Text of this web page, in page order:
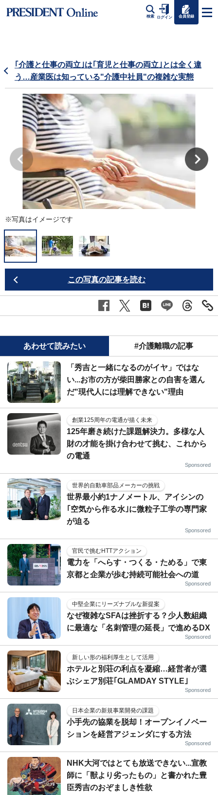
検索 ログイン 会員登録
｢介護と仕事の両立｣は｢育児と仕事の両立｣とは全く違
う…産業医は知っている"介護中社員"の複雑な実態
※写真はイメージです
この写真の記事を読む
あわせて読みたい #介護離職の記事
「秀吉と一緒になるのがイヤ」ではな
い...お市の方が柴田勝家との自害を選ん
だ"現代人には理解できない"理由
創業125周年の電通が描く未来
125年磨き続けた課題解決力。多様な人
財の才能を掛け合わせて挑む、これから
の電通
Sponsored
世界的自動車部品メーカーの挑戦
世界最小約1ナノメートル、アイシンの
｢空気から作る水｣に微粒子工学の専門家
が迫る
Sponsored
官民で挑むHTTアクション
電力を「へらす・つくる・ためる」で東
京都と企業が歩む持続可能社会への道
Sponsored
中堅企業にリーズナブルな新提案
なぜ複雑なSFAは挫折する？少人数組織
に最適な「名刺管理の延長」で進めるDX
Sponsored
新しい形の福利厚生として活用
ホテルと別荘の利点を凝縮…経営者が選
ぶシェア別荘｢GLAMDAY STYLE｣
Sponsored
日本企業の新規事業開発の課題
小手先の協業を脱却！オープンイノベー
ションを経営アジェンダにする方法
Sponsored
NHK大河ではとても放送できない...宣教
師に「獣より劣ったもの」と書かれた豊
臣秀吉のおぞましき性欲